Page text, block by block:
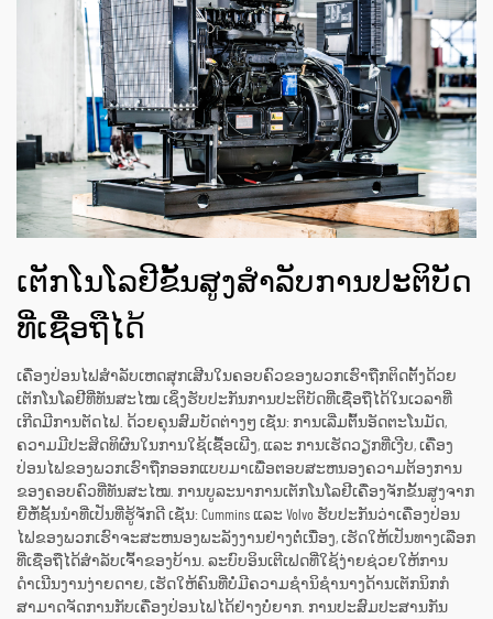
ເຕັກໂນໂລຢີຂັ້ນສູງສໍາລັບການປະຕິບັດ
ທີ່ເຊື່ອຖືໄດ້
ເຄື່ອງປ່ອນໄຟສຳລັບເຫດສຸກເສີນໃນຄອບຄົວຂອງພວກເຮົາຖືກຕິດຕັ້ງດ້ວຍ
ເຕັກໂນໂລຢີທີ່ທັນສະໄໝ ເຊິ່ງຮັບປະກັນການປະຕິບັດທີ່ເຊື່ອຖືໄດ້ໃນເວລາທີ່
ເກີດມີການຕັດໄຟ. ດ້ວຍຄຸນສົມບັດຕ່າງໆ ເຊັ່ນ: ການເລີ່ມຕົ້ນອັດຕະໂນມັດ,
ຄວາມມີປະສິດທິຜົນໃນການໃຊ້ເຊື້ອເພີງ, ແລະ ການເຮັດວຽກທີ່ເງີບ, ເຄື່ອງ
ປ່ອນໄຟຂອງພວກເຮົາຖືກອອກແບບມາເພື່ອຕອບສະຫນອງຄວາມຕ້ອງການ
ຂອງຄອບຄົວທີ່ທັນສະໄໝ. ການບູລະນາການເຕັກໂນໂລຢີເຄື່ອງຈັກຂັ້ນສູງຈາກ
ຍີ່ຫໍ້ຊັ້ນນຳທີ່ເປັນທີ່ຮູ້ຈັກດີ ເຊັ່ນ: Cummins ແລະ Volvo ຮັບປະກັນວ່າເຄື່ອງປ່ອນ
ໄຟຂອງພວກເຮົາຈະສະຫນອງພະລັງງານຢ່າງຕໍ່ເນື່ອງ, ເຮັດໃຫ້ເປັນທາງເລືອກ
ທີ່ເຊື່ອຖືໄດ້ສຳລັບເຈົ້າຂອງບ້ານ. ລະບົບອິນເຕີເຟດທີ່ໃຊ້ງ່າຍຊ່ວຍໃຫ້ການ
ດຳເນີນງານງ່າຍດາຍ, ເຮັດໃຫ້ຄົນທີ່ບໍ່ມີຄວາມຊຳນິຊຳນາງດ້ານເຕັກນິກກໍ
ສາມາດຈັດການກັບເຄື່ອງປ່ອນໄຟໄດ້ຢ່າງບໍ່ຍາກ. ການປະສົມປະສານກັນ